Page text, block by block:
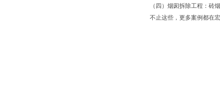
（四）烟囱拆除工程：砖
不止这些，更多案例都在